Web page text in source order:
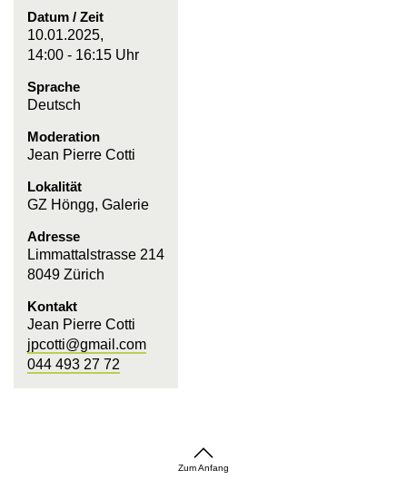
Datum / Zeit
10.01.2025,
14:00 - 16:15 Uhr
Sprache
Deutsch
Moderation
Jean Pierre Cotti
Lokalität
GZ Höngg, Galerie
Adresse
Limmattalstrasse 214
8049 Zürich
Kontakt
Jean Pierre Cotti
jpcotti@gmail.com
044 493 27 72
Zum Anfang